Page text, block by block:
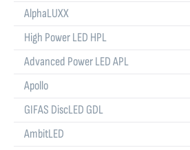
AlphaLUXX
High Power LED HPL
Advanced Power LED APL
Apollo
GIFAS DiscLED GDL
AmbitLED